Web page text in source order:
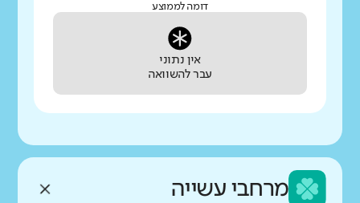
דומה לממוצע
אין נתוני
עבר להשוואה
מרחבי עשייה